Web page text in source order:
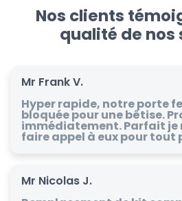
Nos clients
qualité de nos
Mr Frank V.
Hyper rapide, notre porte
bloquée pour une bêtise.
immédiatement. Parfait je
faire appel à eux pour tout
Mr Nicolas J.